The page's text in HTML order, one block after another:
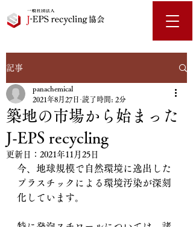
記事
築地の市場から始まった
J-EPS recycling
panachemical
2021年8月27日 読了時間: 2分
更新日： 2021年11月25日
今、地球規模で自然環境に逸出した
プラスチックによる環境汚染が深刻
化しています。